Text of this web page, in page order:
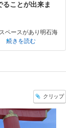
ることが出来ま
ペースがあり明石海
続きを読む
クリップ